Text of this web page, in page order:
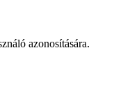
azonosítására.